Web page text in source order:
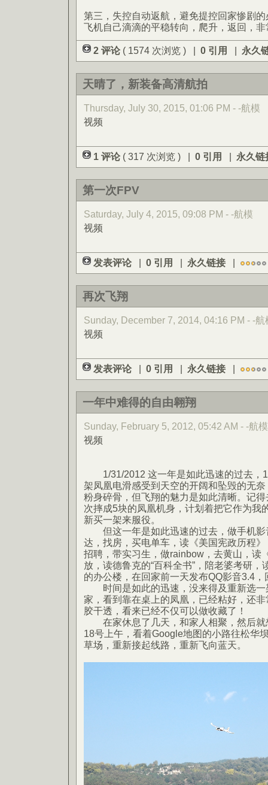
第三，失控自动返航，避免提控回家惨剧
飞机自己滴滴的平稳转向，爬升，返回，
2 评论 ( 1574 次浏览 ) | 0 引用 | 永久
天晴了，新装备高清航拍
Thursday, July 30, 2015, 01:06 PM - -航模
视频
1 评论 ( 317 次浏览 ) | 0 引用 | 永久链
第一次FPV
Saturday, July 4, 2015, 09:08 PM - -航模
视频
发表评论 | 0 引用 | 永久链接 |
再次飞翔
Sunday, December 7, 2014, 04:16 PM - -航
视频
发表评论 | 0 引用 | 永久链接 |
一年中难得的自由翱翔
Sunday, February 5, 2012, 05:42 AM - -航模
视频
1/31/2012 这一年是如此迅速的过去，1
架凤凰电滑感受到天空的开阔和坠毁的无
粉身碎骨，但飞翔的魅力是如此清晰。记
次摔成5块的凤凰机身，计划着把它作为我
新买一架来服役。
但这一年是如此迅速的过去，做手机影
达，找房，买电单车，读《美国宪政历程
招聘，带实习生，做rainbow，去黄山，读
放，读德鲁克的“百科全书”，陪老婆考研
的办公楼，在回家前一天发布QQ影音3.4
时间是如此的迅速，没来得及重新选一
家，看到靠在桌上的凤凰，已经粘好，还
胶干透，看来已经不仅可以做收藏了！
在家休息了几天，和家人相聚，然后就
18号上午，看着Google地图的小路往松华
草场，重新接起线路，重新飞向蓝天。